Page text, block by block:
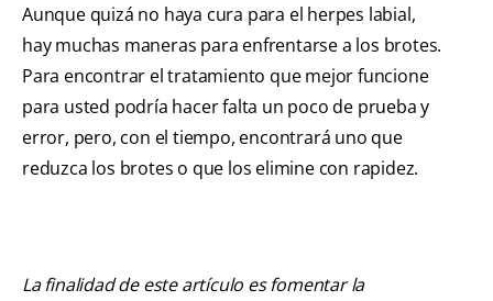
Aunque quizá no haya cura para el herpes labial,
hay muchas maneras para enfrentarse a los brotes.
Para encontrar el tratamiento que mejor funcione
para usted podría hacer falta un poco de prueba y
error, pero, con el tiempo, encontrará uno que
reduzca los brotes o que los elimine con rapidez.
La finalidad de este artículo es fomentar la